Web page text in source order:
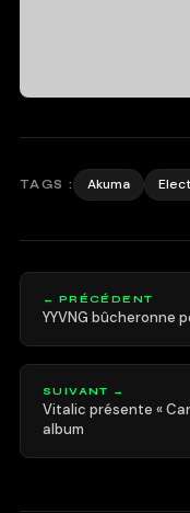
TAGS : Akuma
← PRÉCÉDENT
YYVNG bûcheronne
SUIVANT →
Vitalic présente «
album